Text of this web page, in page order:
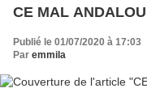
CE MAL ANDALOU
Publié le 01/07/2020 à 17:03
Par emmila